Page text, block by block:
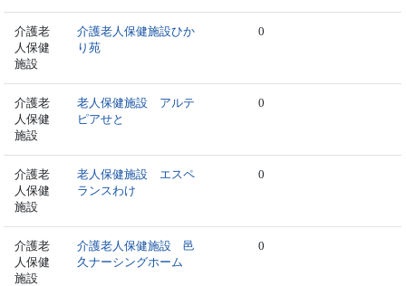
介護老
人保健
施設
介護老人保健施設ひか
り苑
0
介護老
人保健
施設
老人保健施設 アルテ
ピアせと
0
介護老
人保健
施設
老人保健施設 エスペ
ランスわけ
0
介護老
人保健
施設
介護老人保健施設 邑
久ナーシングホーム
0